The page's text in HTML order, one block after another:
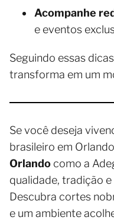
Acompanhe
e eventos
Seguindo essas
transforma em um
Se você deseja
brasileiro em
Orlando como a
qualidade, tradição
Descubra cortes
e um ambiente